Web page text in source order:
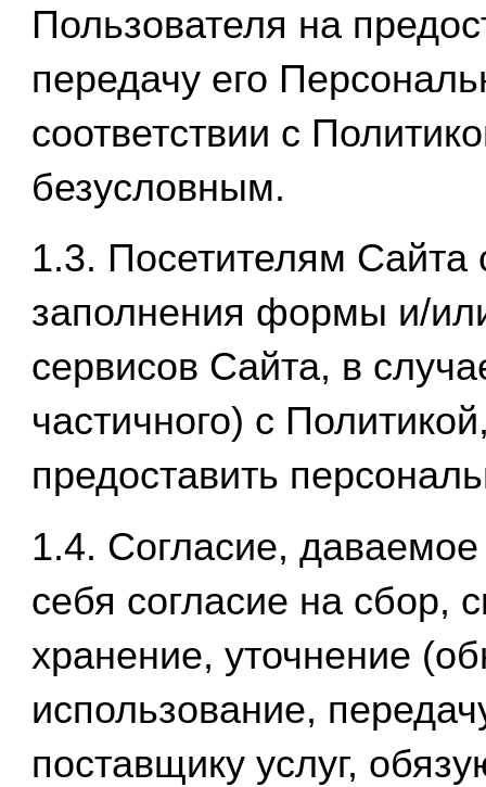
Пользователя на
передачу его
соответствии с
безусловным.
1.3. Посетителям Сайта
заполнения формы и/
сервисов Сайта, в
частичного) с
предоставить
1.4. Согласие,
себя согласие на сбор,
хранение, уточнение
использование,
поставщику услуг,